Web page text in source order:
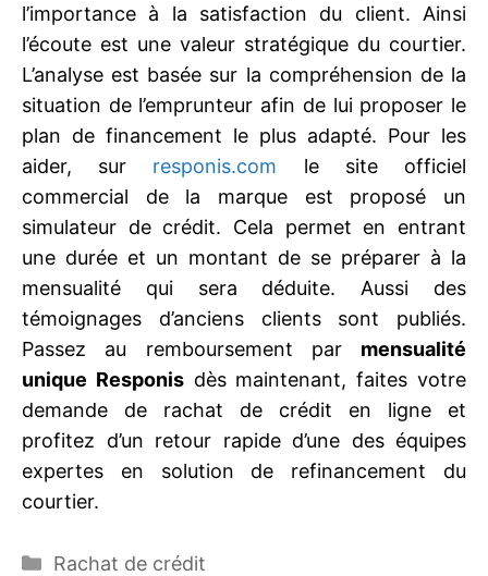
l’importance à la satisfaction du client. Ainsi
l’écoute est une valeur stratégique du courtier.
L’analyse est basée sur la compréhension de la
situation de l’emprunteur afin de lui proposer le
plan de financement le plus adapté. Pour les
aider, sur responis.com le site officiel
commercial de la marque est proposé un
simulateur de crédit. Cela permet en entrant
une durée et un montant de se préparer à la
mensualité qui sera déduite. Aussi des
témoignages d’anciens clients sont publiés.
Passez au remboursement par mensualité
unique Responisdès maintenant, faites votre
demande de rachat de crédit en ligne et
profitez d’un retour rapide d’une des équipes
expertes en solution de refinancement du
courtier.
Catégories
Rachat de crédit